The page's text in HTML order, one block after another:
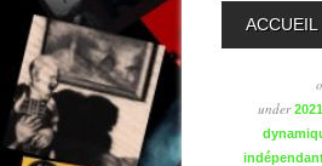
ACCUEIL
under2021